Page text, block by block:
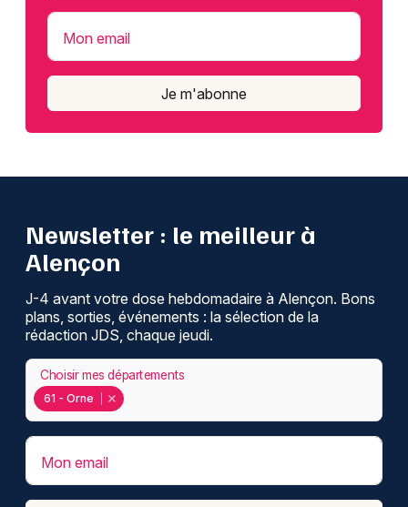
Mon email
Je m'abonne
Newsletter : le meilleur à
Alençon
J-4 avant votre dose hebdomadaire à Alençon. Bons
plans, sorties, événements : la sélection de la
rédaction JDS, chaque jeudi.
61 - Orne
Choisir mes départements
Mon email